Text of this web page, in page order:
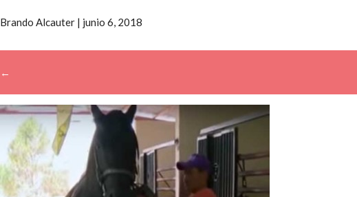
Brando Alcauter | junio 6, 2018
←
→